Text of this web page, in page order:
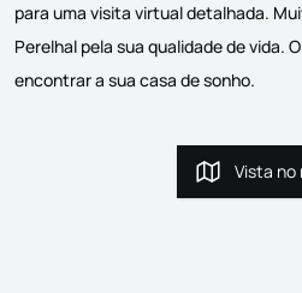
para uma visita virtual detalhada.
Perelhal pela sua qualidade de vida.
encontrar a sua casa de sonho.
Vista no